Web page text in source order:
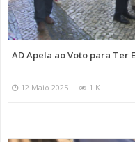
AD Apela ao Voto para
12 Maio 2025 1 K